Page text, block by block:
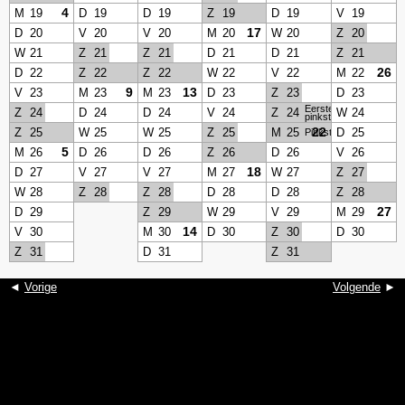
M 19 4 D 19 D 19 Z 19 D 19 V
19
D 20 V 20 V 20 M 20 17 W 20 Z
20
W 21 Z 21 Z 21 D 21 D 21 Z
21
D 22 Z 22 Z 22 W 22 V 22 M 22 26
V 23 M 23 9 M 23 13 D 23 Z 23 D 23
Z
24 D 24 D 24 V 24 Z 24 Eerste
pinksterdag
W 24
Z
25 W 25 W 25 Z 25 M 25 22
Pinkstermaandag
D 25
M 26 5 D 26 D 26 Z 26 D 26 V 26
D 27 V 27 V 27 M 27 18 W 27 Z
27
W 28 Z 28 Z 28 D 28 D 28 Z
28
D 29 Z 29 W 29 V 29 M 29 27
V 30 M 30 14 D 30 Z 30 D 30
Z
31 D 31 Z 31
◄ Vorige Volgende ►